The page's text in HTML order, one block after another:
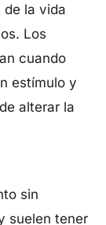
de la vida
Los
cuando
estímulo y
alterar la
sin
suelen tener